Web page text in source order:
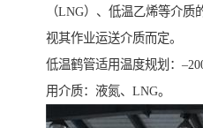
（LNG）、低温乙烯等介
视其作业运送介质而定。
低温鹤管适用温度规划：
用介质：液氮、LNG。